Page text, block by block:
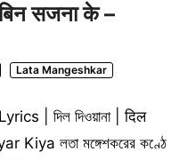
बिन सजना के –
Lata Mangeshkar
| দিল দিওয়ানা | दिल
Kiya লতা মঙ্গেশকরের কণ্ঠে